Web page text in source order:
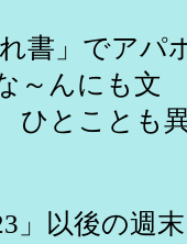
書」でアパ
～んにも文
とことも
」以後の週